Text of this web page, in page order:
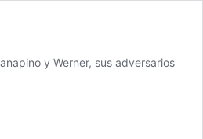
y Werner, sus adversarios